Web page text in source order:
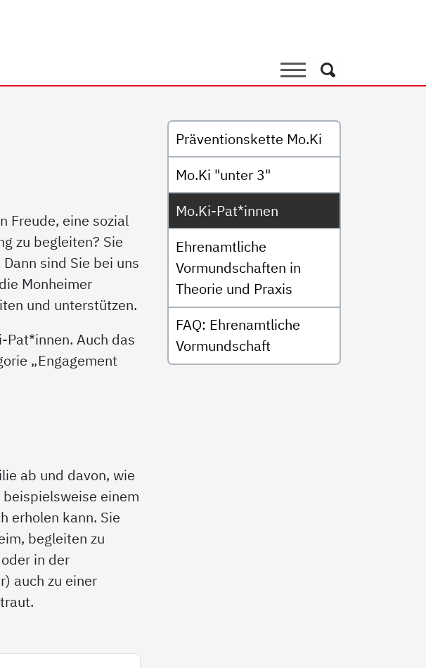
Suche
Suche
Freude, eine sozial
zu begleiten? Sie
sind Sie bei uns
Monheimer
und unterstützen.
Pat*innen. Auch das
„Engagement
ab und davon, wie
einem
erholen kann. Sie
begleiten zu
in der
auch zu einer
Untermenü
Präventionskette Mo.Ki
Mo.Ki "unter 3"
Mo.Ki-Pat*innen
Ehrenamtliche
Vormundschaften in
Theorie und Praxis
FAQ: Ehrenamtliche
Vormundschaft